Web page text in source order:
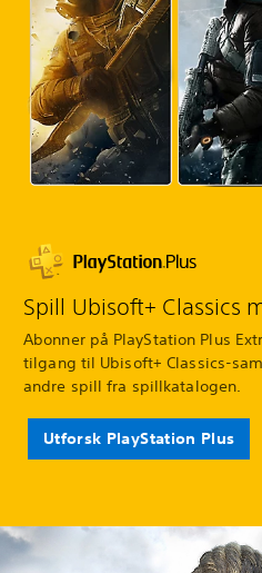
Spill Ubisoft+ Classics
Abonner på PlayStation Plus
tilgang til Ubisoft+ Classics-
andre spill fra spillkatalogen.
Utforsk PlayStation Plus